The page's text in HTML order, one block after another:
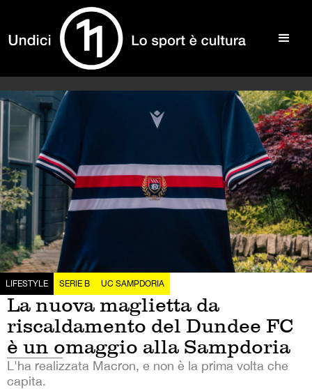
LIFESTYLE SERIE B UC SAMPDORIA
La nuova maglietta da
riscaldamento del Dundee FC
è un omaggio alla Sampdoria
L'ha realizzata Macron, e non è la prima volta che
capita.